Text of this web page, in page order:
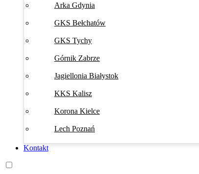
Arka Gdynia
GKS Bełchatów
GKS Tychy
Górnik Zabrze
Jagiellonia Białystok
KKS Kalisz
Korona Kielce
Lech Poznań
Kontakt